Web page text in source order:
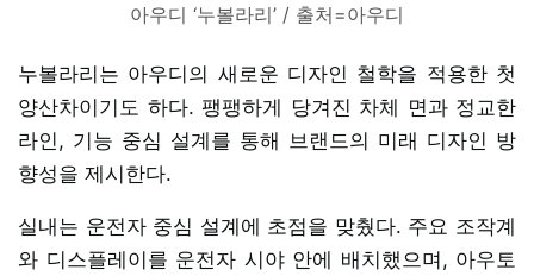
아우디 ‘누볼라리’ / 출처=아우디
누볼라리는 아우디의 새로운 디자인 철학을 적용한 첫
양산차이기도 하다. 팽팽하게 당겨진 차체 면과 정교한
라인, 기능 중심 설계를 통해 브랜드의 미래 디자인 방
향성을 제시한다.
실내는 운전자 중심 설계에 초점을 맞췄다. 주요 조작계
와 디스플레이를 운전자 시야 안에 배치했으며, 아우토